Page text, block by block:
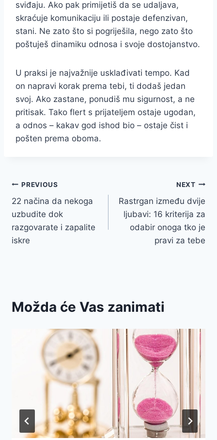
sviđaju. Ako pak primijetiš da se udaljava,
skraćuje komunikaciju ili postaje defenzivan,
stani. Ne zato što si pogriješila, nego zato što
poštuješ dinamiku odnosa i svoje dostojanstvo.
U praksi je najvažnije usklađivati tempo. Kad
on napravi korak prema tebi, ti dodaš jedan
svoj. Ako zastane, ponudiš mu sigurnost, a ne
pritisak. Tako flert s prijateljem ostaje ugodan,
a odnos – kakav god ishod bio – ostaje čist i
pošten prema oboma.
Post
navigation
PREVIOUS
22 načina da nekoga
uzbudite dok
razgovarate i zapalite
iskre
NEXT
Rastrgan između dvije
ljubavi: 16 kriterija za
odabir onoga tko je
pravi za tebe
Možda će Vas zanimati